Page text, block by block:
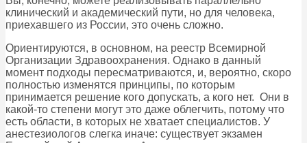
клинический и академический пути, но для человека,
приехавшего из России, это очень сложно.
Ориентируются, в основном, на реестр Всемирной
Организации Здравоохранения. Однако в данный
момент подходы пересматриваются, и, вероятно, скоро
полностью изменятся принципы, по которым
принимается решение кого допускать, а кого нет. Они в
какой-то степени могут это даже облегчить, потому что
есть области, в которых не хватает специалистов. У
анестезиологов слегка иначе: существует экзамен